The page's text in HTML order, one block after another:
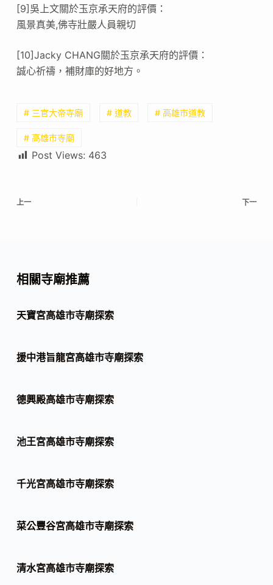
[9]吳上文關於玉京承天府的評價：
風景真美,佛寺壯嚴人員親切
[10]Jacky CHANG關於玉京承天府的評價：
誠心祈禱，補財庫的好地方。
# 三官大帝寺廟 # 道教 # 高雄市道教
# 高雄市寺廟
Post Views: 463
上一 下一
相關寺廟推薦
天寶宮高雄市寺廟探索
援中港旨龍宮高雄市寺廟探索
德興殿高雄市寺廟探索
池王宮高雄市寺廟探索
千光宮高雄市寺廟探索
菜公豐谷宮高雄市寺廟探索
清水宮高雄市寺廟探索